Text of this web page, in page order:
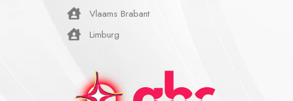
Vlaams Brabant
Limburg